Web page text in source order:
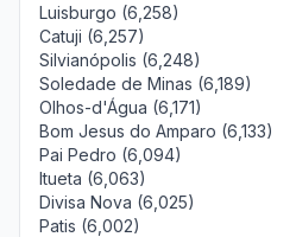
Luisburgo (6,258)
Catuji (6,257)
Silvianópolis (6,248)
Soledade de Minas (6,189)
Olhos-d'Água (6,171)
Bom Jesus do Amparo (6,133)
Pai Pedro (6,094)
Itueta (6,063)
Divisa Nova (6,025)
Patis (6,002)